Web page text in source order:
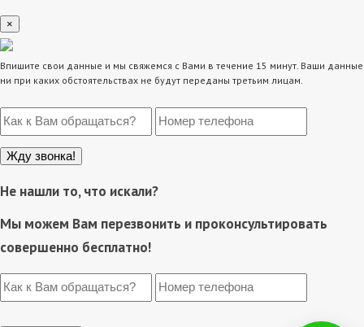
×
Впишите свои данные и мы свяжемся с Вами в течение 15 минут. Ваши данные
ни при каких обстоятельствах не будут переданы третьим лицам.
Не нашли то, что искали?
Мы можем Вам перезвонить и проконсультировать
совершенно бесплатно!